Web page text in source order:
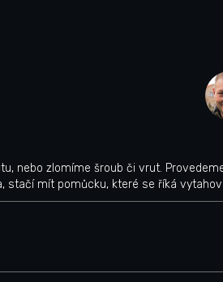
nebo zlomíme šroub či vrut.
stačí mít pomůcku, které se říká